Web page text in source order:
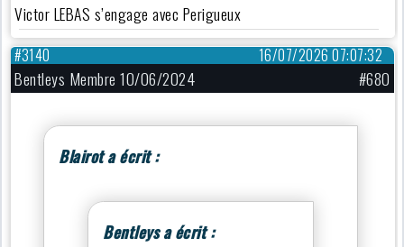
Victor LEBAS s’engage avec Perigueux
16/07/2026 07:07:32
#3140
Bentleys Membre 10/06/2024 #680
Blairot a écrit :
Bentleys a écrit :